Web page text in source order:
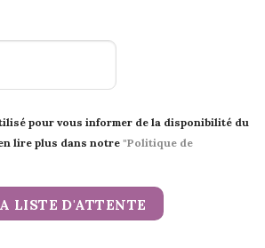
pour vous informer de la disponibilité du
lire plus dans notre "Politique de
LISTE D'ATTENTE